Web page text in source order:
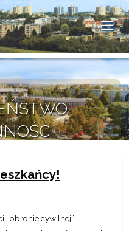
i obronie cywilnej”